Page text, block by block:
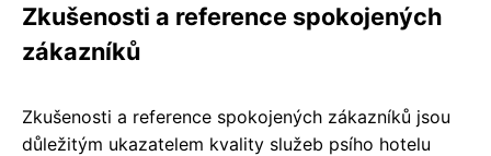
Zkušenosti a reference spokojených
zákazníků
Zkušenosti a reference spokojených zákazníků jsou
důležitým ukazatelem kvality služeb psího hotelu